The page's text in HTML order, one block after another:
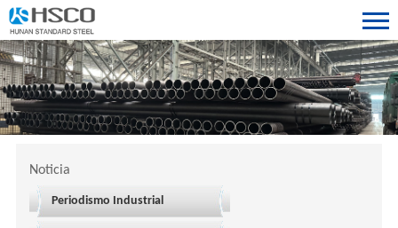
Noticia
Periodismo Industrial